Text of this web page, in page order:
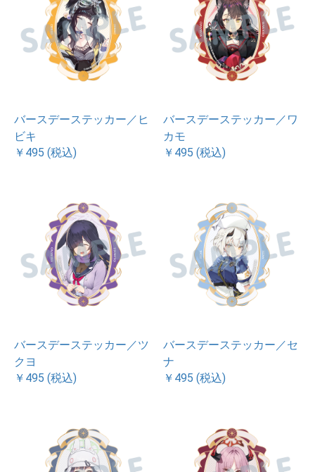
バースデーステッカー／ヒ
ビキ
￥495 (税込)
バースデーステッカー／ワ
カモ
￥495 (税込)
バースデーステッカー／ツ
クヨ
￥495 (税込)
バースデーステッカー／セ
ナ
￥495 (税込)